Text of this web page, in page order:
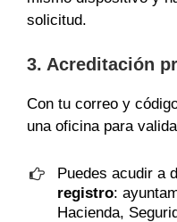
solicitud.
3. Acreditación
Con tu correo y
una oficina para
Puedes acudir a
registro:
Hacienda,